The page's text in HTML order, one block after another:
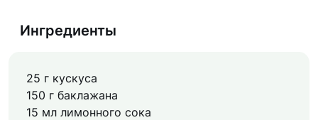
Ингредиенты
25 г кускуса
150 г баклажана
15 мл лимонного сока